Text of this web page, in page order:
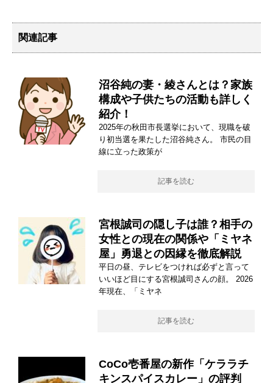
関連記事
沼谷純の妻・綾さんとは？家族
構成や子供たちの活動も詳しく
紹介！
2025年の秋田市長選挙において、現職を破
り初当選を果たした沼谷純さん。 市民の目
線に立った政策が
記事を読む
宮根誠司の隠し子は誰？相手の
女性との現在の関係や「ミヤネ
屋」勇退との因縁を徹底解説
平日の昼、テレビをつければ必ずと言って
いいほど目にする宮根誠司さんの顔。 2026
年現在、「ミヤネ
記事を読む
CoCo壱番屋の新作「ケララチ
キンスパイスカレー」の評判